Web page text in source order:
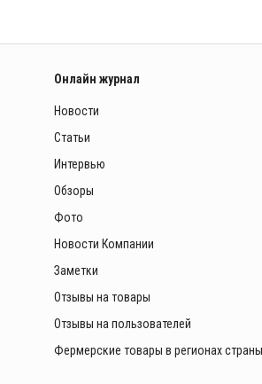
Онлайн журнал
Новости
Статьи
Интервью
Обзоры
Фото
Новости Компании
Заметки
Отзывы на товары
Отзывы на пользователей
Фермерские товары в регионах страны